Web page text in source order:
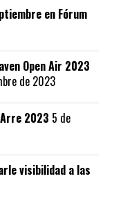
en Fórum
Open Air 2023
de 2023
2023 5 de
visibilidad a las